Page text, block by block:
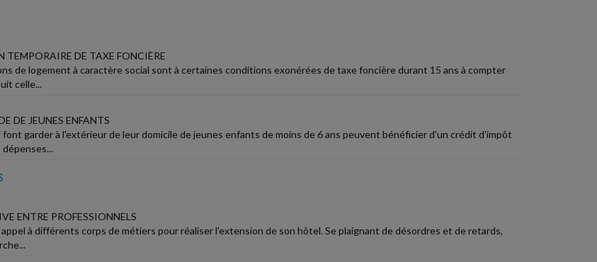
TEMPORAIRE DE TAXE FONCIÈRE
de logement à caractère social sont à certaines conditions exonérées de taxe foncière durant 15 ans à compter
celle...
DE JEUNES ENFANTS
font garder à l'extérieur de leur domicile de jeunes enfants de moins de 6 ans peuvent bénéficier d'un crédit d'impôt
dépenses...
ENTRE PROFESSIONNELS
à différents corps de métiers pour réaliser l'extension de son hôtel. Se plaignant de désordres et de retards,